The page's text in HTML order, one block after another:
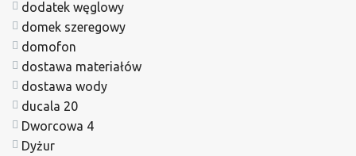
dodatek węglowy
domek szeregowy
domofon
dostawa materiałów
dostawa wody
ducala 20
Dworcowa 4
Dyżur